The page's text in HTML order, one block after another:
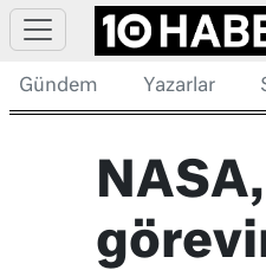
Gündem Yazarlar